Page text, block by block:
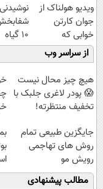
ویدیو هولناک از
جوان کارتن
خوابی که
میلیاردر شد.
آموزش رایگان
نوشیدنی
10 گیاه
امشب)
از سراسر وب
هیچ چیز محال نیست
😱 پودر لاغری جلبک با
تخفیف منتظرته!
جایگزین طبیعی تمام
روش های تهاجمی
رویش مو
مطالب پیشنهادی